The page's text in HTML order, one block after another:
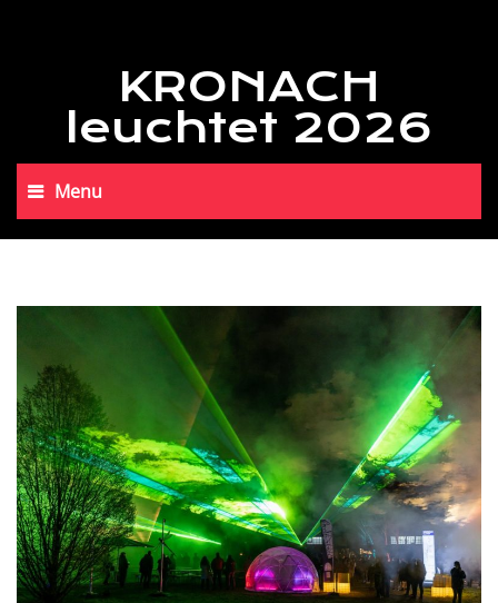
KRONACH
leuchtet 2026
Menu